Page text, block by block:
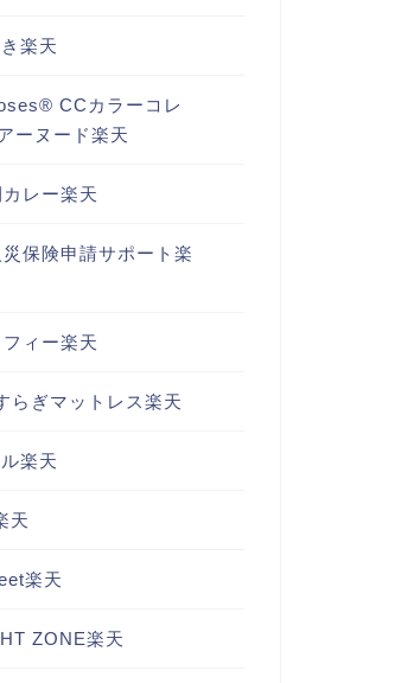
楽天
CCカラーコレ
ーヌード楽天
レー楽天
保険申請サポート楽
ィー楽天
らぎマットレス楽天
楽天
天
楽天
ZONE楽天